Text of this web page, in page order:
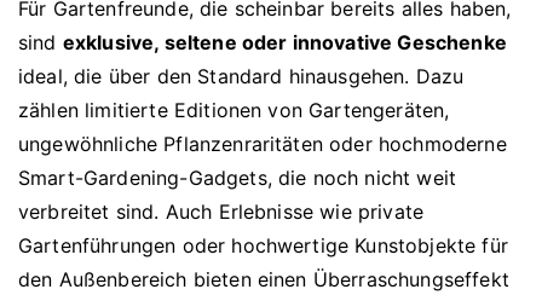
Für Gartenfreunde, die scheinbar bereits alles haben,
sind exklusive, seltene oder innovative Geschenke
ideal, die über den Standard hinausgehen. Dazu
zählen limitierte Editionen von Gartengeräten,
ungewöhnliche Pflanzenraritäten oder hochmoderne
Smart-Gardening-Gadgets, die noch nicht weit
verbreitet sind. Auch Erlebnisse wie private
Gartenführungen oder hochwertige Kunstobjekte für
den Außenbereich bieten einen Überraschungseffekt